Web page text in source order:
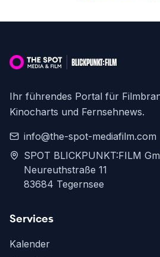
Ihr führendes Portal für
Kinocharts und Fernsehnews.
info@the-spot-mediafilm.com
SPOT BLICKPUNKT:FILM
Neureuthstraße 11
83684 Tegernsee
Services
Kalender